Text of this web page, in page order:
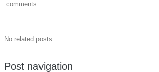
comments
No related posts.
Post navigation